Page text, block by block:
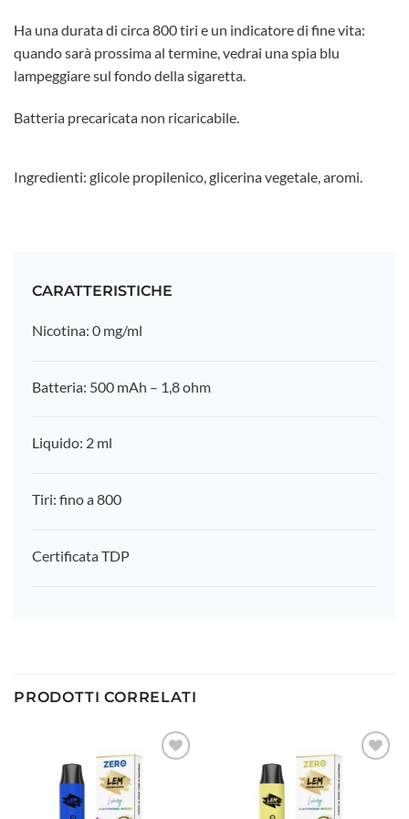
Ha una durata di circa 800 tiri e un indicatore di fine vita:
quando sarà prossima al termine, vedrai una spia blu
lampeggiare sul fondo della sigaretta.
Batteria precaricata non ricaricabile.
Ingredienti: glicole propilenico, glicerina vegetale, aromi.
CARATTERISTICHE
Nicotina: 0 mg/ml
Batteria: 500 mAh – 1,8 ohm
Liquido: 2 ml
Tiri: fino a 800
Certificata TDP
PRODOTTI CORRELATI